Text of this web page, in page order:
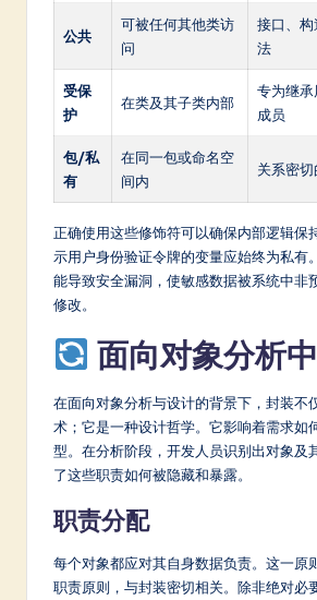
公共
可被任何其他类访
问
接口、
法
受保
护
在类及其子类内部
专为继
成员
包/私
有
在同一包或命名空
间内
关系密
正确使用这些修饰符可以确保内部逻辑保
示用户身份验证令牌的变量应始终为私有
能导致安全漏洞，使敏感数据被系统中非
修改。
面向对象分析
在面向对象分析与设计的背景下，封装不
术；它是一种设计哲学。它影响着需求如
型。在分析阶段，开发人员识别出对象及
了这些职责如何被隐藏和暴露。
职责分配
每个对象都应对其自身数据负责。这一原
职责原则，与封装密切相关。除非绝对必